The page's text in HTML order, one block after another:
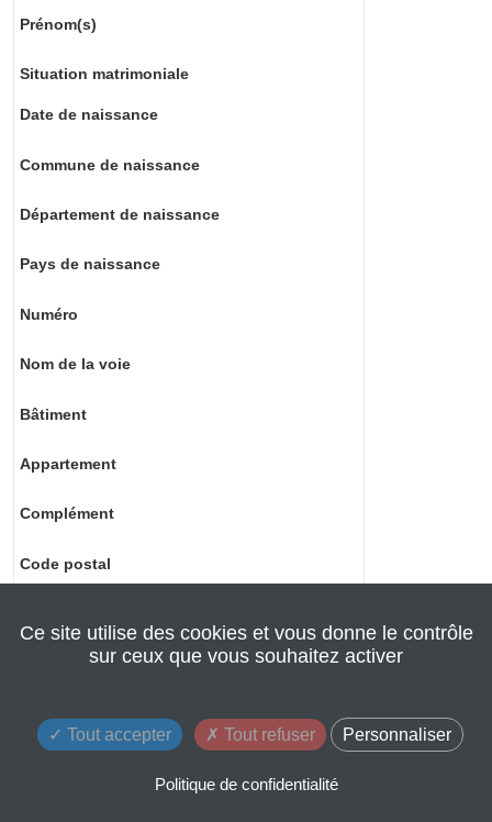
Prénom(s)
Situation matrimoniale
Date de naissance
Commune de naissance
Département de naissance
Pays de naissance
Numéro
Nom de la voie
Bâtiment
Appartement
Complément
Code postal
Pièces jointes
Ce site utilise des cookies et vous donne le contrôle
sur ceux que vous souhaitez activer
Tout accepter Tout refuser Personnaliser
Politique de confidentialité